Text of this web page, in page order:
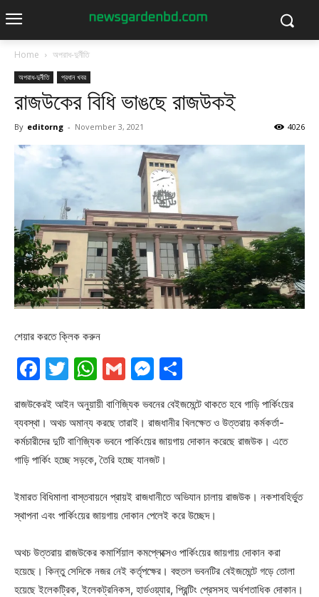
Home অপরাধ-দুর্নীতি
অপরাধ-দুর্নীতি প্রধান খবর
রাজউকের বিধি ভাঙছে রাজউকই
By editorng - November 3, 2021 4026
শেয়ার করতে ক্লিক করুন
Facebook
Twitter
WhatsApp
GmailMessenger
রাজউকেরই আইন অনুয়ায়ী বাণিজ্যিক ভবনের বেইজমেন্টে থাকতে হবে গাড়ি পার্কিংয়ের
ব্যবস্থা। অথচ অমান্য করছে তারাই। রাজধানীর খিলক্ষেত ও উত্তরায় কর্মকর্তা-
কর্মচারীদের দুটি বাণিজ্যিক ভবনে পার্কিংয়ের জায়গায় দোকান করেছে রাজউক। এতে
গাড়ি পার্কিং হচ্ছে সড়কে, তৈরি হচ্ছে যানজট।
ইমারত বিধিমালা বাস্তবায়নে প্রায়ই রাজধানীতে অভিযান চালায় রাজউক। নকশাবহির্ভুত
স্থাপনা এবং পার্কিংয়ের জায়গায় দোকান পেলেই করে উচ্ছেদ।
অথচ উত্তরায় রাজউকের কমার্শিয়াল কমপ্লেক্সেও পার্কিংয়ের জায়গায় দোকান করা
হয়েছে। কিন্তু সেদিকে নজর নেই কর্তৃপক্ষের। বহুতল ভবনটির বেইজমেন্টে গড়ে তোলা
হয়েছে ইলেকট্রিক, ইলেকট্রনিকস, হার্ডওয়্যার, প্রিন্টিং প্রেসসহ অর্ধশতাধিক দোকান।